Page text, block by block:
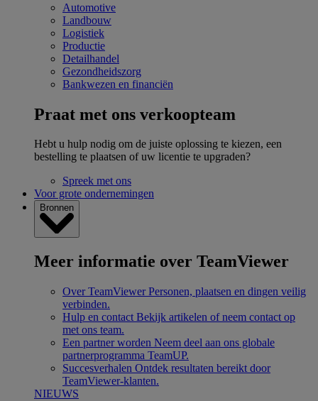
Automotive
Landbouw
Logistiek
Productie
Detailhandel
Gezondheidszorg
Bankwezen en financiën
Praat met ons verkoopteam
Hebt u hulp nodig om de juiste oplossing te kiezen, een
bestelling te plaatsen of uw licentie te upgraden?
Spreek met ons
Voor grote ondernemingen
Bronnen
Meer informatie over TeamViewer
Over TeamViewer Personen, plaatsen en dingen veilig
verbinden.
Hulp en contact Bekijk artikelen of neem contact op
met ons team.
Een partner worden Neem deel aan ons globale
partnerprogramma TeamUP.
Succesverhalen Ontdek resultaten bereikt door
TeamViewer-klanten.
NIEUWS